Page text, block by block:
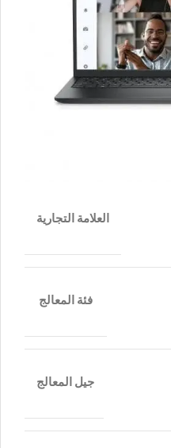
العلامة التجارية
فئة المعالج
جيل المعالج